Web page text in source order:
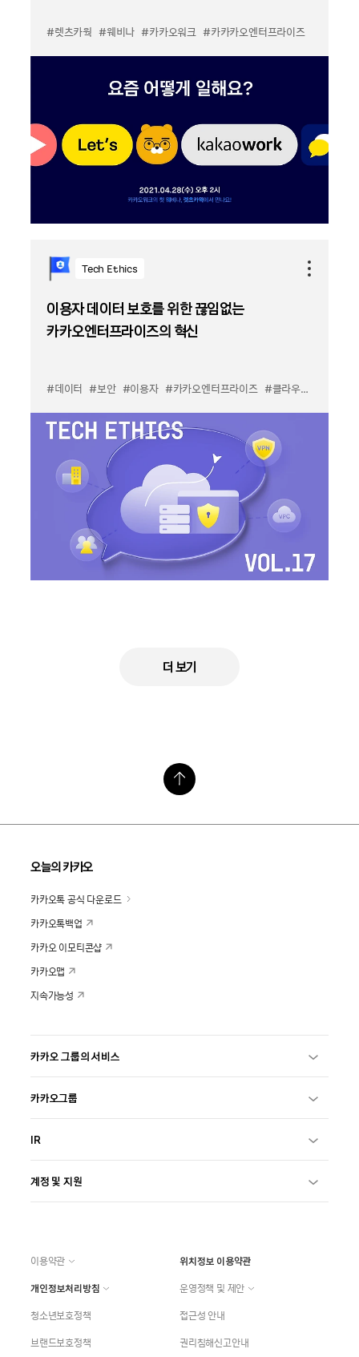
#렛츠카웍 #웨비나 #카카오워크 #카카카오엔터프라이즈
Tech Ethics
이용자 데이터 보호를 위한 끊임없는
카카오엔터프라이즈의 혁신
#데이터 #보안 #이용자 #카카오엔터프라이즈 #클라우드
더 보기
오늘의 카카오
카카오톡 공식 다운로드
카카오톡백업
카카오 이모티콘샵
카카오맵
지속가능성
카카오 그룹의 서비스
카카오그룹
IR
계정 및 지원
이용약관
위치정보 이용약관
개인정보처리방침
운영정책 및 제안
청소년보호정책
접근성 안내
브랜드보호정책
권리침해신고안내